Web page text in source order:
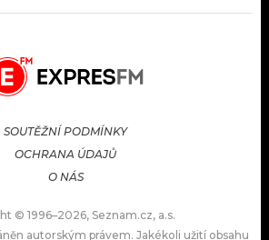
SOUTĚŽNÍ PODMÍNKY
OCHRANA ÚDAJŮ
O NÁS
© 1996–2026, Seznam.cz, a.s.
autorským právem. Jakékoli užití obsahu